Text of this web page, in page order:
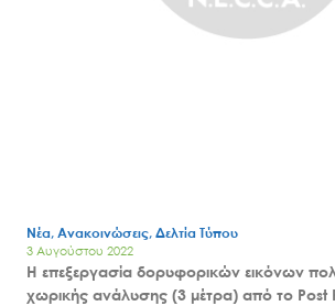
Νέα, Ανακοινώσεις, Δελτία Τύπου
3 Αυγούστου 2022
Η επεξεργασία δορυφορικών εικόνων
χωρικής ανάλυσης (3 μέτρα) από το Post